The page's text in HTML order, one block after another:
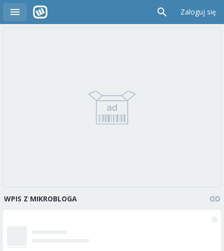
Zaloguj się
WPIS Z MIKROBLOGA